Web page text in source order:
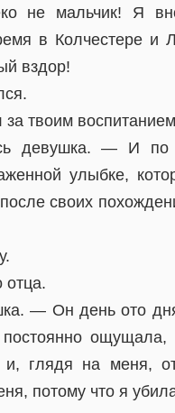
не мальчик! Я
в Колчестере и
вздор!
твоим
девушка. — И по
улыбке,
своих
отца.
— Он день ото
ощущала,
глядя на меня,
потому что я